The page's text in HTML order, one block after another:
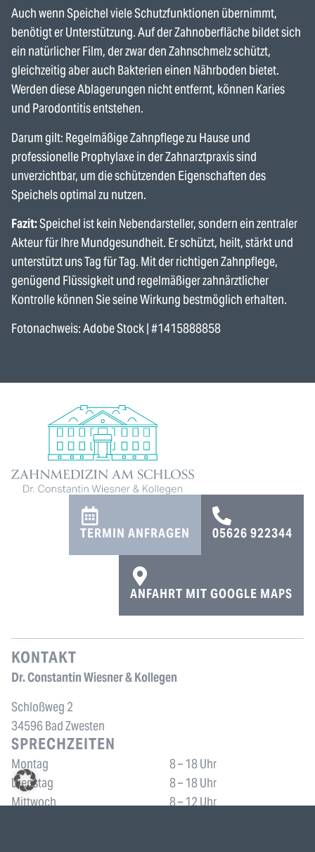
Auch wenn Speichel viele Schutzfunktionen übernimmt,
benötigt er Unterstützung. Auf der Zahnoberfläche bildet sich
ein natürlicher Film, der zwar den Zahnschmelz schützt,
gleichzeitig aber auch Bakterien einen Nährboden bietet.
Werden diese Ablagerungen nicht entfernt, können Karies
und Parodontitis entstehen.
Darum gilt: Regelmäßige Zahnpflege zu Hause und
professionelle Prophylaxe in der Zahnarztpraxis sind
unverzichtbar, um die schützenden Eigenschaften des
Speichels optimal zu nutzen.
Fazit:Speichel ist kein Nebendarsteller, sondern ein zentraler
Akteur für Ihre Mundgesundheit. Er schützt, heilt, stärkt und
unterstützt uns Tag für Tag. Mit der richtigen Zahnpflege,
genügend Flüssigkeit und regelmäßiger zahnärztlicher
Kontrolle können Sie seine Wirkung bestmöglich erhalten.
Fotonachweis: Adobe Stock | #1415888858
TERMIN ANFRAGEN 05626 922344
ANFAHRT MIT GOOGLE MAPS
KONTAKT
Dr. Constantin Wiesner & Kollegen
Schloßweg 2
34596 Bad Zwesten
SPRECHZEITEN
Montag 8 – 18 Uhr
Dienstag 8 – 18 Uhr
Mittwoch 8 – 12 Uhr